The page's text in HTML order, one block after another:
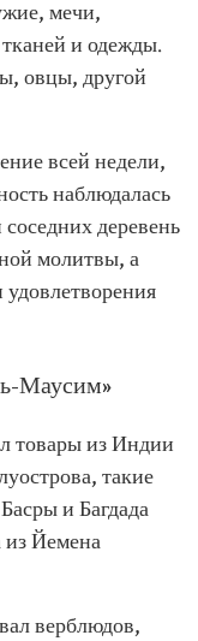
мечи,
и одежды.
овцы, другой
всей недели,
наблюдалась
деревень
молитвы, а
Маусим»
товары из Индии
такие
и Багдада
из Йемена
верблюдов,